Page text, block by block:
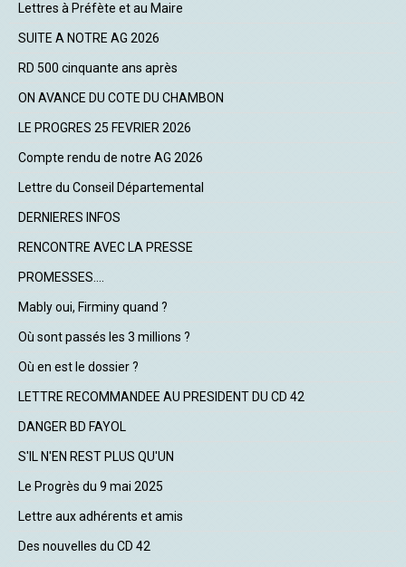
Lettres à Préfète et au Maire
SUITE A NOTRE AG 2026
RD 500 cinquante ans après
ON AVANCE DU COTE DU CHAMBON
LE PROGRES 25 FEVRIER 2026
Compte rendu de notre AG 2026
Lettre du Conseil Départemental
DERNIERES INFOS
RENCONTRE AVEC LA PRESSE
PROMESSES....
Mably oui, Firminy quand ?
Où sont passés les 3 millions ?
Où en est le dossier ?
LETTRE RECOMMANDEE AU PRESIDENT DU CD 42
DANGER BD FAYOL
S'IL N'EN REST PLUS QU'UN
Le Progrès du 9 mai 2025
Lettre aux adhérents et amis
Des nouvelles du CD 42